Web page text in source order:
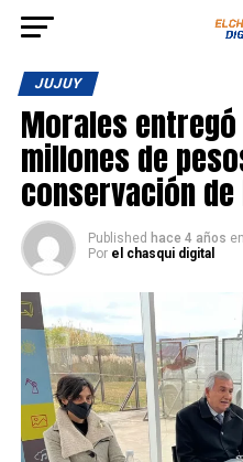
JUJUY
Morales
millones de
conservación
Published hace 4 años en
Por el chasqui digital